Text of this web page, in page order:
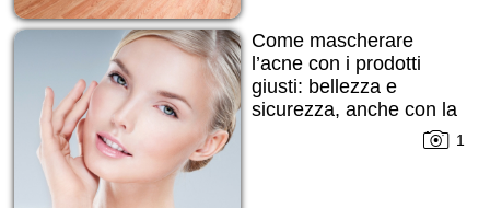
Come mascherare
l’acne con i prodotti
giusti: bellezza e
sicurezza, anche con la
1